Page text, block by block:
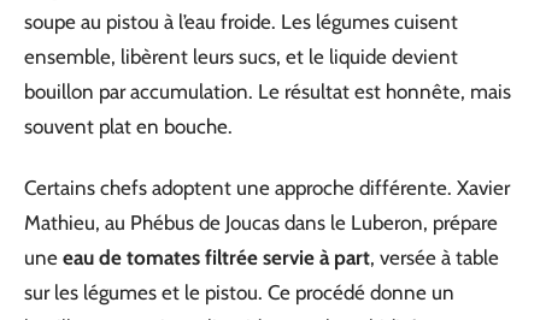
soupe au pistou à l’eau froide. Les légumes cuisent
ensemble, libèrent leurs sucs, et le liquide devient
bouillon par accumulation. Le résultat est honnête, mais
souvent plat en bouche.
Certains chefs adoptent une approche différente. Xavier
Mathieu, au Phébus de Joucas dans le Luberon, prépare
une eau de tomates filtrée servie à part, versée à table
sur les légumes et le pistou. Ce procédé donne un